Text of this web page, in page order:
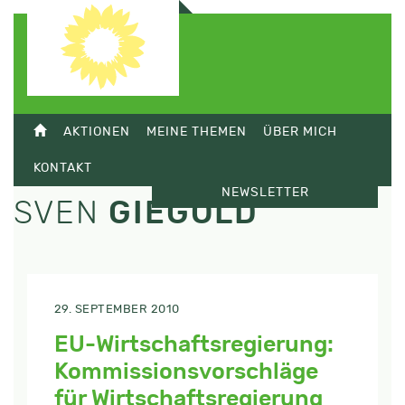
AKTIONEN MEINE THEMEN ÜBER MICH
KONTAKT
NEWSLETTER
SVEN GIEGOLD
29. SEPTEMBER 2010
EU-Wirtschaftsregierung:
Kommissionsvorschläge
für Wirtschaftsregierung